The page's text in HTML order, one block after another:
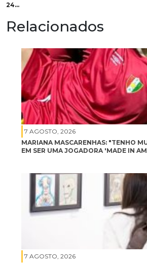
24…
Relacionados
7 AGOSTO, 2026
MARIANA MASCARENHAS: "TENHO
EM SER UMA JOGADORA 'MADE IN
7 AGOSTO, 2026